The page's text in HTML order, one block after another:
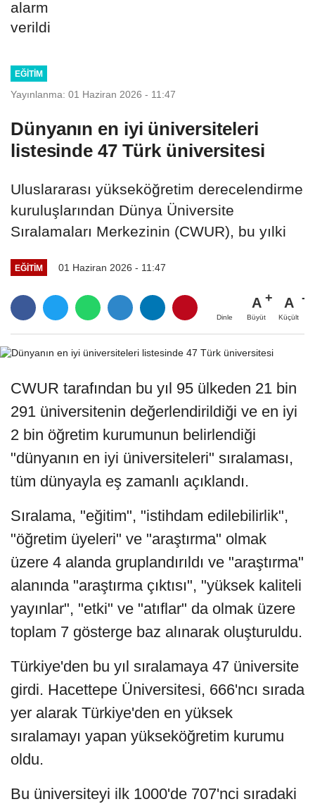
EĞITIM
Yayınlanma: 01 Haziran 2026 - 11:47
Dünyanın en iyi üniversiteleri
listesinde 47 Türk üniversitesi
Uluslararası yükseköğretim derecelendirme
kuruluşlarından Dünya Üniversite
Sıralamaları Merkezinin (CWUR), bu yılki
EĞITIM 01 Haziran 2026 - 11:47
Dinle
A
Büyüt
A
Küçült
CWUR tarafından bu yıl 95 ülkeden 21 bin
291 üniversitenin değerlendirildiği ve en iyi
2 bin öğretim kurumunun belirlendiği
"dünyanın en iyi üniversiteleri" sıralaması,
tüm dünyayla eş zamanlı açıklandı.
Sıralama, "eğitim", "istihdam edilebilirlik",
"öğretim üyeleri" ve "araştırma" olmak
üzere 4 alanda gruplandırıldı ve "araştırma"
alanında "araştırma çıktısı", "yüksek kaliteli
yayınlar", "etki" ve "atıflar" da olmak üzere
toplam 7 gösterge baz alınarak oluşturuldu.
Türkiye'den bu yıl sıralamaya 47 üniversite
girdi. Hacettepe Üniversitesi, 666'ncı sırada
yer alarak Türkiye'den en yüksek
sıralamayı yapan yükseköğretim kurumu
oldu.
Bu üniversiteyi ilk 1000'de 707'nci sıradaki